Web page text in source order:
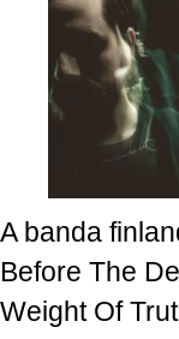
A banda
Before The
Weight Of